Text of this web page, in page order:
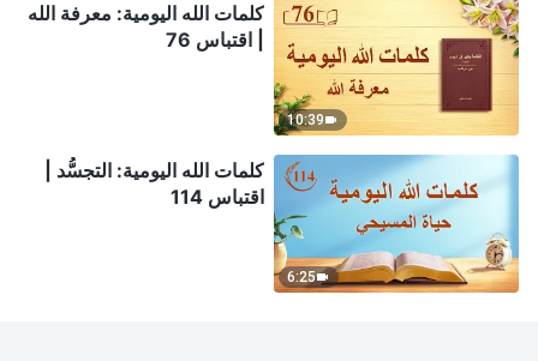
10:39
كلمات الله اليومية: معرفة الله
| اقتباس 76
6:25
كلمات الله اليومية: التجسُّد |
اقتباس 114